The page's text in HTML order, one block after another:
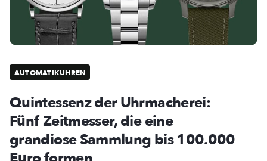
AUTOMATIKUHREN
Quintessenz der Uhrmacherei:
Fünf Zeitmesser, die eine
grandiose Sammlung bis 100.000